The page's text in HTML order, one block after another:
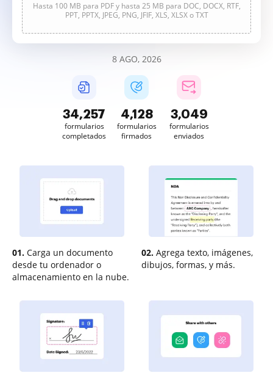
Hasta 100 MB para PDF y hasta 25 MB para DOC, DOCX, RTF,
PPT, PPTX, JPEG, PNG, JFIF, XLS, XLSX o TXT
8 AGO, 2026
34,257
formularios
completados
4,128
formularios
firmados
3,049
formularios
enviados
01. Carga un documento
desde tu ordenador o
almacenamiento en la nube.
02. Agrega texto, imágenes,
dibujos, formas, y más.